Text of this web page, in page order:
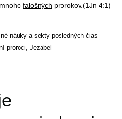
falošných prorokov.(1Jn 4:1)
náuky a sekty posledných čias
proroci ,Jezabel